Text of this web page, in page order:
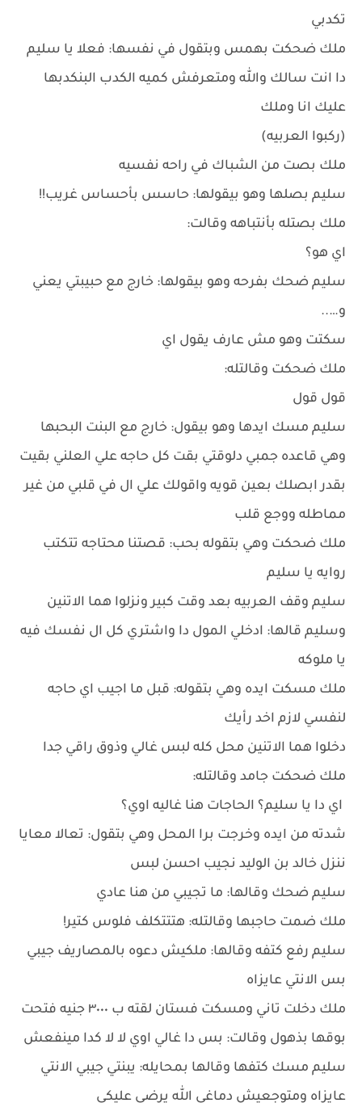
تكدبي
ملك ضحكت بهمس وبتقول في نفسها: فعلا يا سليم
دا انت سالك والله ومتعرفش كميه الكدب البنكدبها
عليك انا وملك
(ركبوا العربيه)
ملك بصت من الشباك في راحه نفسيه
سليم بصلها وهو بيقولها: حاسس بأحساس غريب!!
ملك بصتله بأنتباهه وقالت:
اي هو؟
سليم ضحك بفرحه وهو بيقولها: خارج مع حبيبتي يعني
و…..
سكتت وهو مش عارف يقول اي
ملك ضحكت وقالتله:
قول قول
سليم مسك ايدها وهو بيقول: خارج مع البنت البحبها
وهي قاعده جمبي دلوقتي بقت كل حاجه علي العلني بقيت
بقدر ابصلك بعين قويه واقولك علي ال في قلبي من غير
مماطله ووجع قلب
ملك ضحكت وهي بتقوله بحب: قصتنا محتاجه تتكتب
روايه يا سليم
سليم وقف العربيه بعد وقت كبير ونزلوا هما الاتنين
وسليم قالها: ادخلي المول دا واشتري كل ال نفسك فيه
يا ملوكه
ملك مسكت ايده وهي بتقوله: قبل ما اجيب اي حاجه
لنفسي لازم اخد رأيك
دخلوا هما الاتنين محل كله لبس غالي وذوق راقي جدا
ملك ضحكت جامد وقالتله:
اي دا يا سليم؟ الحاجات هنا غاليه اوي؟
شدته من ايده وخرجت برا المحل وهي بتقول: تعالا معايا
ننزل خالد بن الوليد نجيب احسن لبس
سليم ضحك وقالها: ما تجيبي من هنا عادي
ملك ضمت حاجبها وقالتله: هتتتكلف فلوس كتير!
سليم رفع كتفه وقالها: ملكيش دعوه بالمصاريف جيبي
بس الانتي عايزاه
ملك دخلت تاني ومسكت فستان لقته ب ٣٠٠٠ جنيه فتحت
بوقها بذهول وقالت: بس دا غالي اوي لا لا كدا مينفعش
سليم مسك كتفها وقالها بمحايله: يبنتي جيبي الانتي
عايزاه ومتوجعيش دماغي الله يرضي عليكي